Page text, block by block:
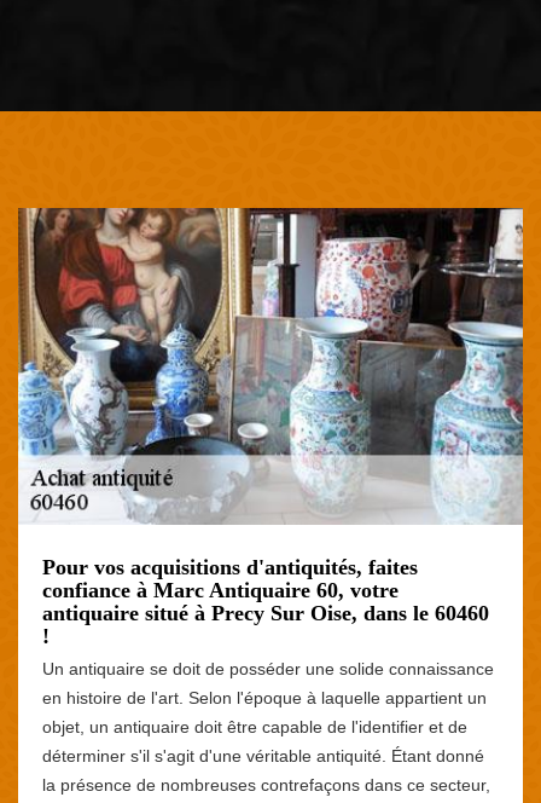
Pour vos acquisitions d'antiquités, faites
confiance à Marc Antiquaire 60, votre
antiquaire situé à Precy Sur Oise, dans le 60460
!
Un antiquaire se doit de posséder une solide connaissance
en histoire de l'art. Selon l'époque à laquelle appartient un
objet, un antiquaire doit être capable de l'identifier et de
déterminer s'il s'agit d'une véritable antiquité. Étant donné
la présence de nombreuses contrefaçons dans ce secteur,